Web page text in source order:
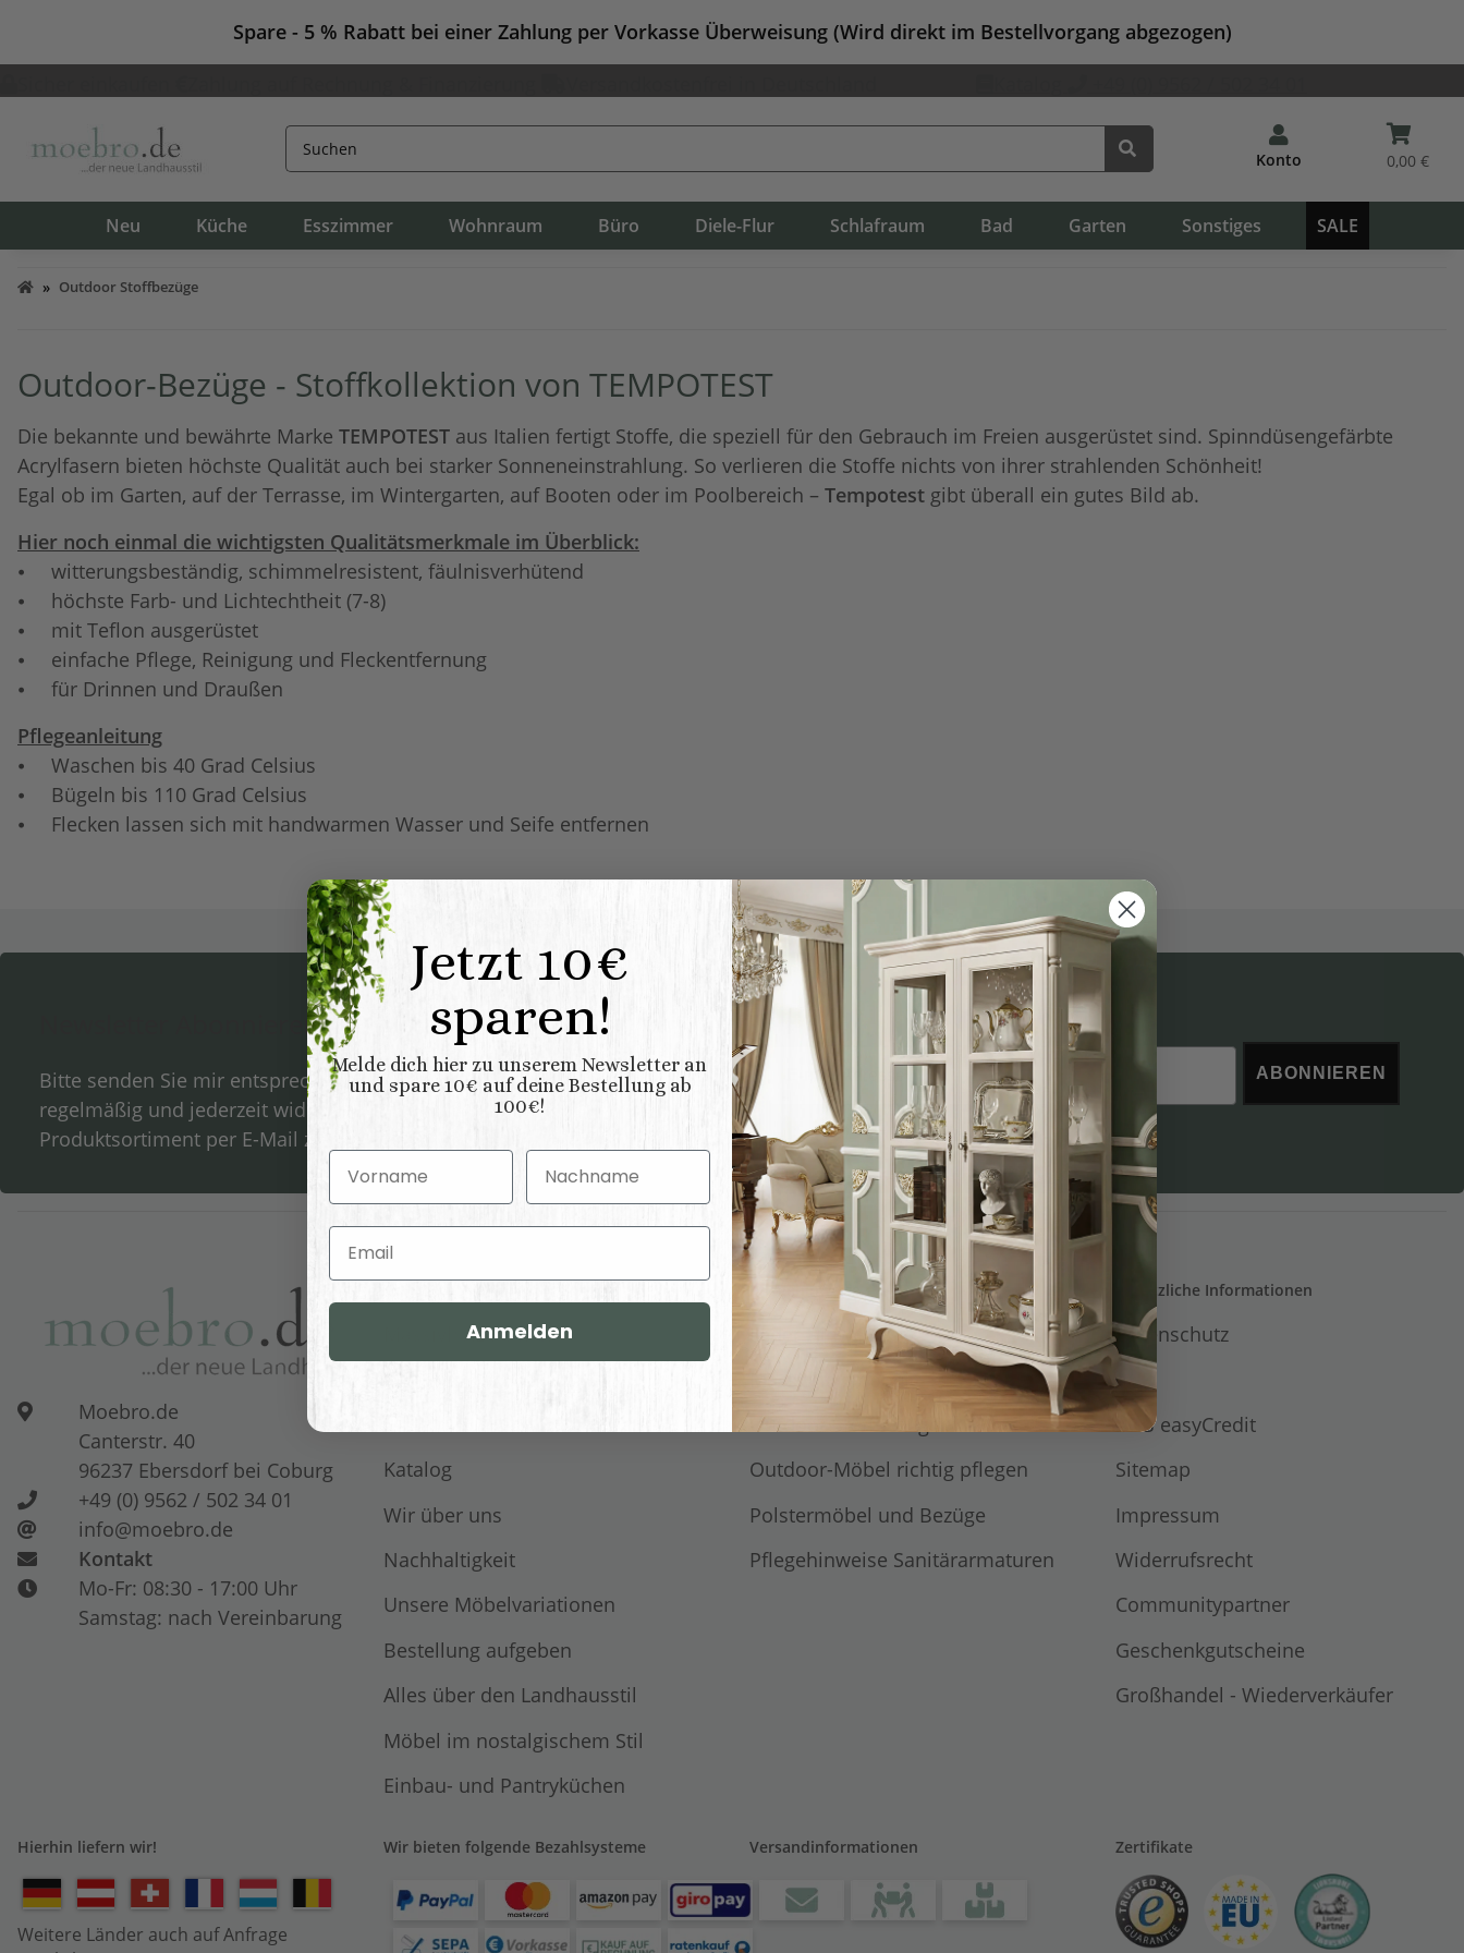
Spare - 5 % Rabatt bei einer Zahlung per Vorkasse Überweisung (Wird direkt im Bestellvorgang abgezogen)
Konto 0,00 €
Neu Küche Esszimmer Wohnraum Büro Diele-Flur Schlafraum Bad Garten Sonstiges SALE
Outdoor Stoffbezüge
Outdoor-Bezüge - Stoffkollektion von TEMPOTEST
Die bekannte und bewährte Marke TEMPOTEST aus Italien fertigt Stoffe, die speziell für den Gebrauch im Freien ausgerüstet sind. Spinndüsengefärbte
Acrylfasern bieten höchste Qualität auch bei starker Sonneneinstrahlung. So verlieren die Stoffe nichts von ihrer strahlenden Schönheit!
Egal ob im Garten, auf der Terrasse, im Wintergarten, auf Booten oder im Poolbereich – Tempotest gibt überall ein gutes Bild ab.
Hier noch einmal die wichtigsten Qualitätsmerkmale im Überblick:
⦁ witterungsbeständig, schimmelresistent, fäulnisverhütend
⦁ höchste Farb- und Lichtechtheit (7-8)
⦁ mit Teflon ausgerüstet
⦁ einfache Pflege, Reinigung und Fleckentfernung
⦁ für Drinnen und Draußen
Pflegeanleitung
⦁ Waschen bis 40 Grad Celsius
⦁ Bügeln bis 110 Grad Celsius
⦁ Flecken lassen sich mit handwarmen Wasser und Seife entfernen
Newsletter Abonnieren
Bitte senden Sie mir entsprechend IhrerDatenschutzerklärung
regelmäßig und jederzeit widerruflich Informationen zu Ihrem
Produktsortiment per E-Mail zu.
Email
ABONNIEREN
Moebro.de
Canterstr. 40
96237 Ebersdorf bei Coburg
+49 (0) 9562 / 502 34 01
info@moebro.de
Kontakt
Mo-Fr: 08:30 - 17:00 Uhr
Samstag: nach Vereinbarung
Massivholz Küchen
Katalog
Wir über uns
Nachhaltigkeit
Unsere Möbelvariationen
Bestellung aufgeben
Alles über den Landhausstil
Möbel im nostalgischem Stil
Einbau- und Pantryküchen
Pflegehinweise
Leder Hinweise
Massivholzmöbel
Outdoor Stoffbezüge
Outdoor-Möbel richtig pflegen
Polstermöbel und Bezüge
Pflegehinweise Sanitärarmaturen
Gesetzliche Informationen
Datenschutz
AGB
AGB easyCredit
Sitemap
Impressum
Widerrufsrecht
Communitypartner
Geschenkgutscheine
Großhandel - Wiederverkäufer
Hierhin liefern wir!
Weitere Länder auch auf Anfrage
Wir bieten folgende Bezahlsysteme Versandinformationen Zertifikate
Jetzt 10€
sparen!
Melde dich hier zu unserem Newsletter an
und spare 10€ auf deine Bestellung ab
100€!
Vorname Nachname
Email
Anmelden